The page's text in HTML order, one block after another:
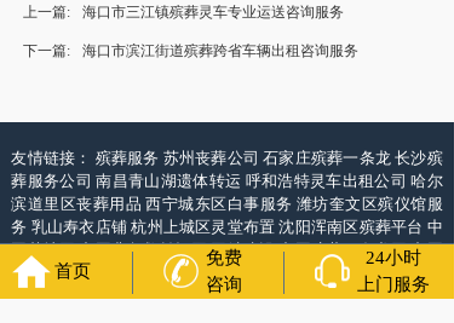
上一篇: 海口市三江镇殡葬灵车专业运送咨询服务
下一篇: 海口市滨江街道殡葬跨省车辆出租咨询服务
友情链接： 殡葬服务 苏州丧葬公司石家庄殡葬一条龙长沙殡
葬服务公司南昌青山湖遗体转运 呼和浩特灵车出租公司哈尔
滨道里区丧葬用品西宁城东区白事服务潍坊奎文区殡仪馆服
务 乳山寿衣店铺杭州上城区灵堂布置沈阳浑南区殡葬平台 中
国墓地网中国非急救转运网网站建设中国殡葬一条龙网中国
救护车网葬花店 葬花服务网
首页
免费
咨询
24小时
上门服务